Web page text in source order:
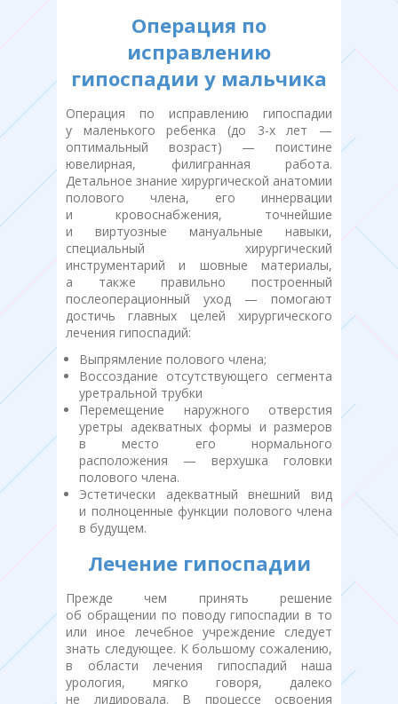
Операция по
исправлению
гипоспадии у мальчика
Операция по исправлению гипоспадии
у маленького ребенка (до 3-х лет —
оптимальный возраст) — поистине
ювелирная, филигранная работа.
Детальное знание хирургической анатомии
полового члена, его иннервации
и кровоснабжения, точнейшие
и виртуозные мануальные навыки,
специальный хирургический
инструментарий и шовные материалы,
а также правильно построенный
послеоперационный уход — помогают
достичь главных целей хирургического
лечения гипоспадий:
Выпрямление полового члена;
Воссоздание отсутствующего сегмента
уретральной трубки
Перемещение наружного отверстия
уретры адекватных формы и размеров
в место его нормального
расположения — верхушка головки
полового члена.
Эстетически адекватный внешний вид
и полноценные функции полового члена
в будущем.
Лечение гипоспадии
Прежде чем принять решение
об обращении по поводу гипоспадии в то
или иное лечебное учреждение следует
знать следующее. К большому сожалению,
в области лечения гипоспадий наша
урология, мягко говоря, далеко
не лидировала. В процессе освоения